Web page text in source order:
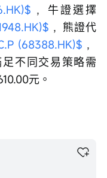
，牛證選擇
，熊證代
(68388.HK)$ ，
不同交易策略需
元。